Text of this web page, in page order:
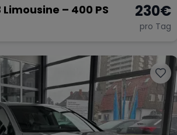
Limousine – 400 PS 230€
pro Tag